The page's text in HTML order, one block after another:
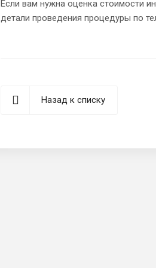
Если вам нужна оценка стоимости
детали проведения процедуры по
Назад к списку